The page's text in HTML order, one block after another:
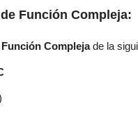
Función Compleja:
Función Complejade la